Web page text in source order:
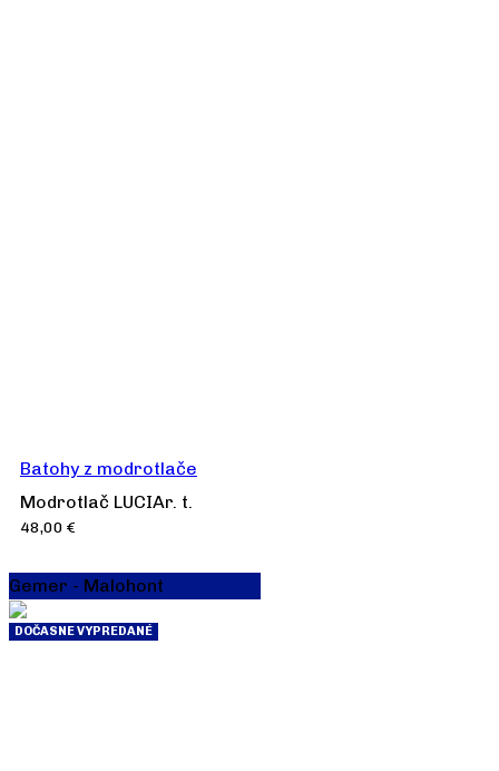
Batohy z modrotlače
Modrotlač LUCIAr. t.
48,00 €
Gemer - Malohont
DOČASNE VYPREDANÉ